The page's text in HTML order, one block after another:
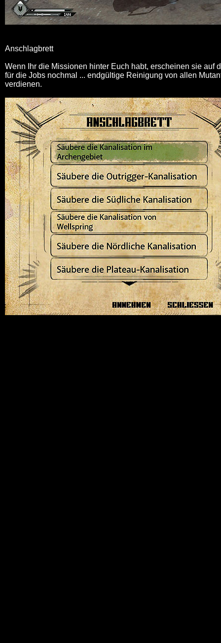
Anschlagbrett
Wenn Ihr die Missionen hinter Euch habt, erscheinen sie auf
für die Jobs nochmal ... endgültige Reinigung von allen
verdienen.